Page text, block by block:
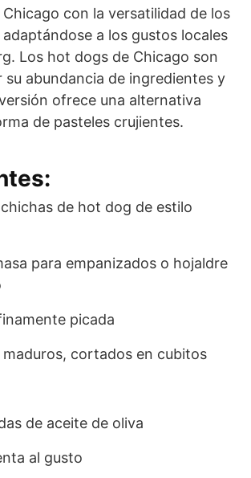
con la versatilidad de los
a los gustos locales
Los hot dogs de Chicago son
abundancia de ingredientes y
ofrece una alternativa
de pasteles crujientes.
de hot dog de estilo
para empanizados o hojaldre
picada
cortados en cubitos
de aceite de oliva
al gusto